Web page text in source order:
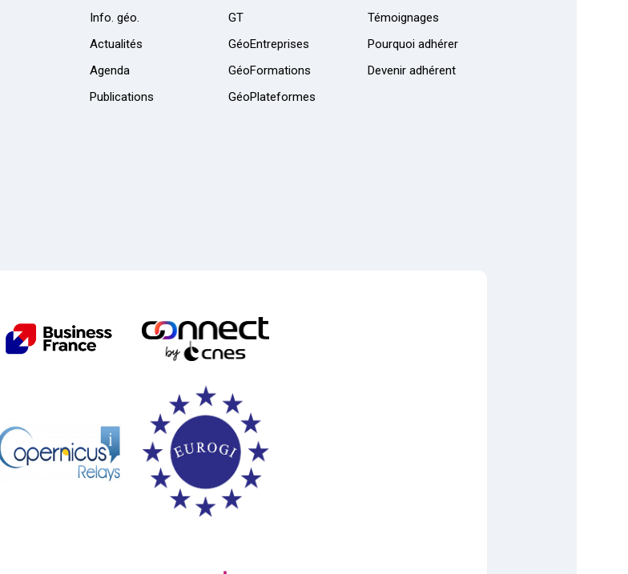
Info. géo.
Actualités
Agenda
Publications
GT
GéoEntreprises
GéoFormations
GéoPlateformes
Témoignages
Pourquoi adhérer
Devenir adhérent